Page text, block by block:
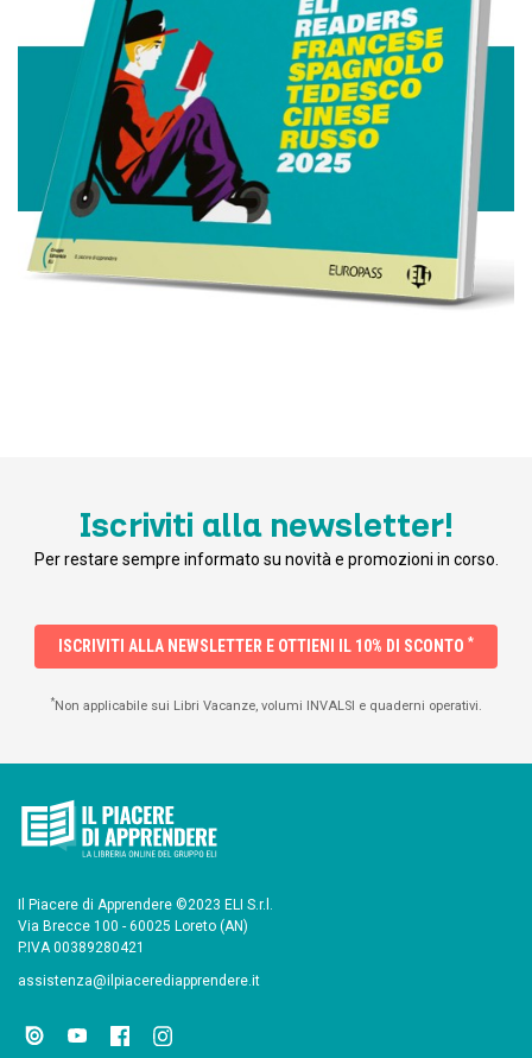
Iscriviti alla newsletter!
Per restare sempre informato su novità e promozioni in corso.
ISCRIVITI ALLA NEWSLETTER E OTTIENI IL 10% DI SCONTO *
*Non applicabile sui Libri Vacanze, volumi INVALSI e quaderni operativi.
Il Piacere di Apprendere ©2023 ELI S.r.l.
Via Brecce 100 - 60025 Loreto (AN)
P.IVA 00389280421
assistenza@ilpiacerediapprendere.it